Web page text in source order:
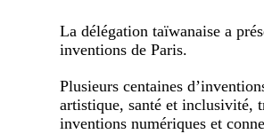
La délégation taïwanaise a
inventions de Paris.
Plusieurs centaines
artistique, santé et inclusivité,
inventions numériques et